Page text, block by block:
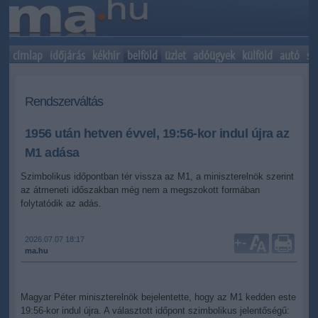
címlap időjárás kékhír belföld üzlet adóügyek külföld autó
Rendszerváltás
1956 után hetven évvel, 19:56-kor indul újra az
M1 adása
Szimbolikus időpontban tér vissza az M1, a miniszterelnök szerint
az átmeneti időszakban még nem a megszokott formában
folytatódik az adás.
2026.07.07 18:17
ma.hu
+-
Magyar Péter miniszterelnök bejelentette, hogy az M1 kedden este
19:56-kor indul újra. A választott időpont szimbolikus jelentőségű: